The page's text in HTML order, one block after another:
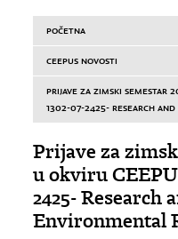
POČETNA
CEEPUS NOVOSTI
PRIJAVE ZA ZIMSKI
1302-07-2425- RESEARCH AND
Prijave za
u okviru
2425- Research
Environmental